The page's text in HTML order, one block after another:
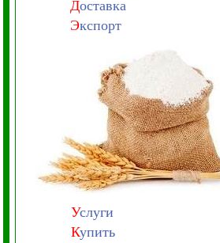
Доставка
Экспорт
Услуги
Купить